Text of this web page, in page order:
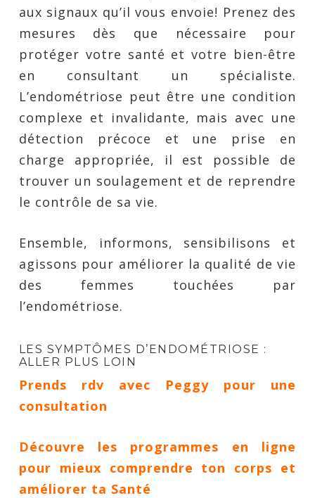
aux signaux qu’il vous envoie! Prenez des
mesures dès que nécessaire pour
protéger votre santé et votre bien-être
en consultant un spécialiste.
L’endométriose peut être une condition
complexe et invalidante, mais avec une
détection précoce et une prise en
charge appropriée, il est possible de
trouver un soulagement et de reprendre
le contrôle de sa vie.
Ensemble, informons, sensibilisons et
agissons pour améliorer la qualité de vie
des femmes touchées par
l’endométriose.
LES SYMPTÔMES D’ENDOMÉTRIOSE :
ALLER PLUS LOIN
Prends rdv avec Peggy pour une
consultation
Découvre les programmes en ligne
pour mieux comprendre ton corps et
améliorer ta Santé